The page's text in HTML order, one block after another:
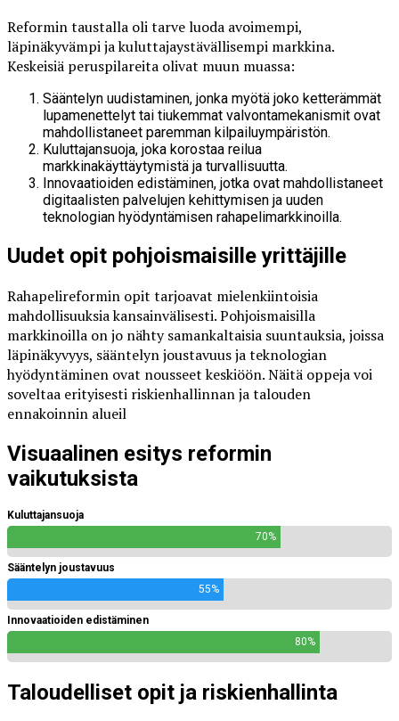
Reformin taustalla oli tarve luoda avoimempi,
läpinäkyvämpi ja kuluttajaystävällisempi markkina.
Keskeisiä peruspilareita olivat muun muassa:
Sääntelyn uudistaminen, jonka myötä joko ketterämmät
lupamenettelyt tai tiukemmat valvontamekanismit ovat
mahdollistaneet paremman kilpailuympäristön.
Kuluttajansuoja, joka korostaa reilua
markkinakäyttäytymistä ja turvallisuutta.
Innovaatioiden edistäminen, jotka ovat mahdollistaneet
digitaalisten palvelujen kehittymisen ja uuden
teknologian hyödyntämisen rahapelimarkkinoilla.
Uudet opit pohjoismaisille yrittäjille
Rahapelireformin opit tarjoavat mielenkiintoisia
mahdollisuuksia kansainvälisesti. Pohjoismaisilla
markkinoilla on jo nähty samankaltaisia suuntauksia, joissa
läpinäkyvyys, sääntelyn joustavuus ja teknologian
hyödyntäminen ovat nousseet keskiöön. Näitä oppeja voi
soveltaa erityisesti riskienhallinnan ja talouden
ennakoinnin alueil
Visuaalinen esitys reformin
vaikutuksista
Kuluttajansuoja
70%
Sääntelyn joustavuus
55%
Innovaatioiden edistäminen
80%
Taloudelliset opit ja riskienhallinta